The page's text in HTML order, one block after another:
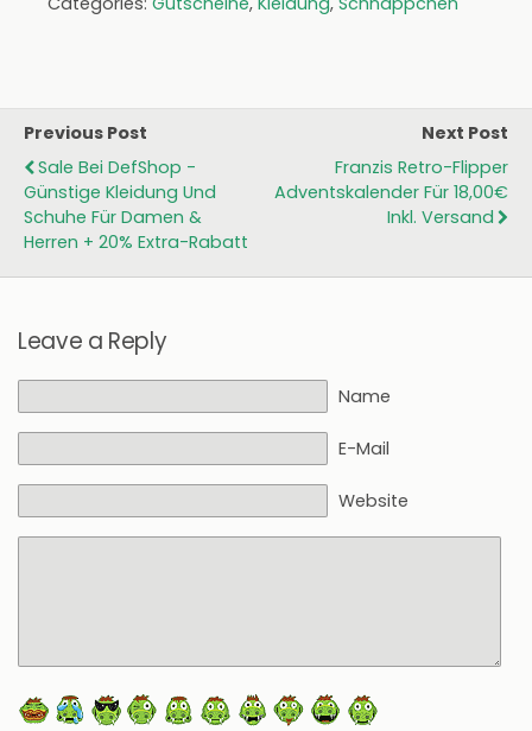
Previous Post
Sale Bei DefShop -
Günstige Kleidung Und
Schuhe Für Damen &
Herren + 20% Extra-Rabatt
Next Post
Franzis Retro-Flipper
Adventskalender Für 18,00€
Inkl. Versand
Leave a Reply
Name
E-Mail
Website